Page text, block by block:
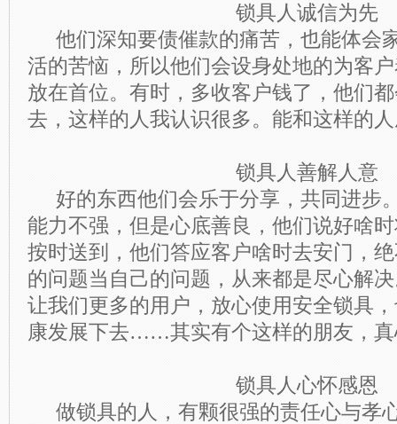
锁具人诚信为先
他们深知要债催款的痛苦，也能体会
活的苦恼，所以他们会设身处地的为客
放在首位。有时，多收客户钱了，他们
去，这样的人我认识很多。能和这样的
锁具人善解人意
好的东西他们会乐于分享，共同进步
能力不强，但是心底善良，他们说好啥
按时送到，他们答应客户啥时去安门，
的问题当自己的问题，从来都是尽心解
让我们更多的用户，放心使用安全锁具
康发展下去……其实有个这样的朋友，
锁具人心怀感恩
做锁具的人，有颗很强的责任心与孝